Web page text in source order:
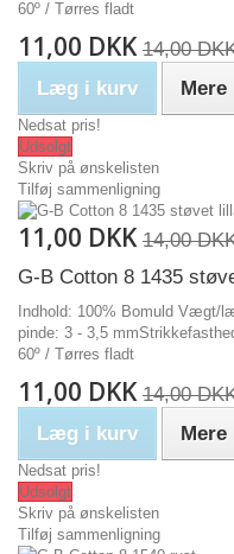
60º / Tørres fladt
11,00 DKK 14,00
Læg i kurv
Mere
Nedsat pris!
Udsolgt
Skriv på ønskelisten
Tilføj sammenligning
11,00 DKK 14,00
G-B Cotton 8 1435
Indhold: 100% Bomuld Vægt/
pinde: 3 - 3,5
60º / Tørres fladt
11,00 DKK 14,00
Læg i kurv
Mere
Nedsat pris!
Udsolgt
Skriv på ønskelisten
Tilføj sammenligning